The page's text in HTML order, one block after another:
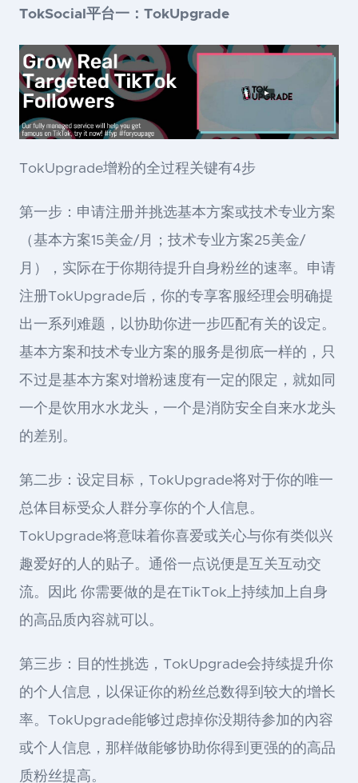
TokSocial平台一：TokUpgrade
TokUpgrade增粉的全过程关键有4步
第一步：申请注册并挑选基本方案或技术专业方案
（基本方案15美金/月；技术专业方案25美金/
月），实际在于你期待提升自身粉丝的速率。申请
注册TokUpgrade后，你的专享客服经理会明确提
出一系列难题，以协助你进一步匹配有关的设定。
基本方案和技术专业方案的服务是彻底一样的，只
不过是基本方案对增粉速度有一定的限定，就如同
一个是饮用水水龙头，一个是消防安全自来水龙头
的差别。
第二步：设定目标，TokUpgrade将对于你的唯一
总体目标受众人群分享你的个人信息。
TokUpgrade将意味着你喜爱或关心与你有类似兴
趣爱好的人的贴子。通俗一点说便是互关互动交
流。因此 你需要做的是在TikTok上持续加上自身
的高品质內容就可以。
第三步：目的性挑选，TokUpgrade会持续提升你
的个人信息，以保证你的粉丝总数得到较大的增长
率。TokUpgrade能够过虑掉你没期待参加的內容
或个人信息，那样做能够协助你得到更强的的高品
质粉丝提高。